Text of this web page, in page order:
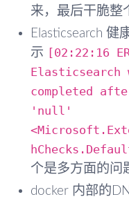
来，最后干脆整
Elasticsearch 健
示 [02:22:16
Elasticsearch
completed
'null'
个是多方面的问
docker 内部的